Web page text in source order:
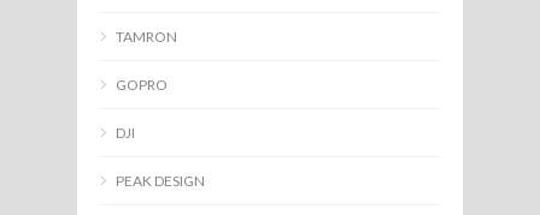
TAMRON
GOPRO
DJI
PEAK DESIGN